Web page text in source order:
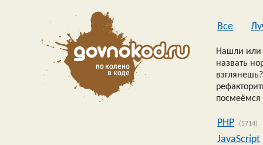
Все
Нашли или
назвать
посмеёмся
PHP (5714)
JavaScript